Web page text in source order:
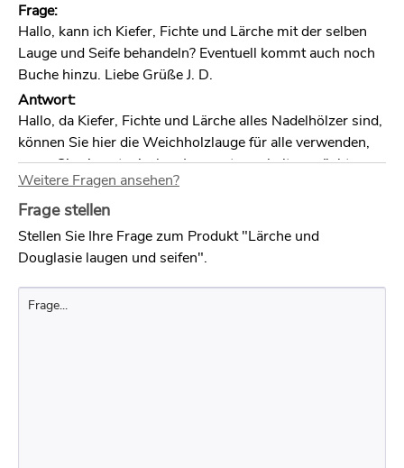
Frage:
Hallo, kann ich Kiefer, Fichte und Lärche mit der selben
Lauge und Seife behandeln? Eventuell kommt auch noch
Buche hinzu. Liebe Grüße J. D.
Antwort:
Hallo, da Kiefer, Fichte und Lärche alles Nadelhölzer sind,
können Sie hier die Weichholzlauge für alle verwenden,
wenn Sie einen typischen Laugenton erhalten möchten.
Wenn Sie die Hölzer aufhellen möchten, wäre die
Holzlauge weiß besser. Diese ist universell für fast alle
Holzarten geeignet. Bei Buche kann es je nach
Grundfarbton des Holzes etwas rötlich werden. Um das
empfehlen wir unbedingt vorab zu Probeflächen (auf allen
Hölzern).
Weitere Fragen ansehen?
Frage stellen
Stellen Sie Ihre Frage zum Produkt "Lärche und
Douglasie laugen und seifen".